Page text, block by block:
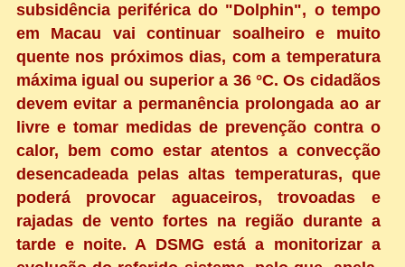
subsidência periférica do "Dolphin", o tempo
em Macau vai continuar soalheiro e muito
quente nos próximos dias, com a temperatura
máxima igual ou superior a 36 °C. Os cidadãos
devem evitar a permanência prolongada ao ar
livre e tomar medidas de prevenção contra o
calor, bem como estar atentos a convecção
desencadeada pelas altas temperaturas, que
poderá provocar aguaceiros, trovoadas e
rajadas de vento fortes na região durante a
tarde e noite. A DSMG está a monitorizar a